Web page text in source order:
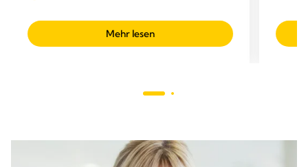
Mehr lesen